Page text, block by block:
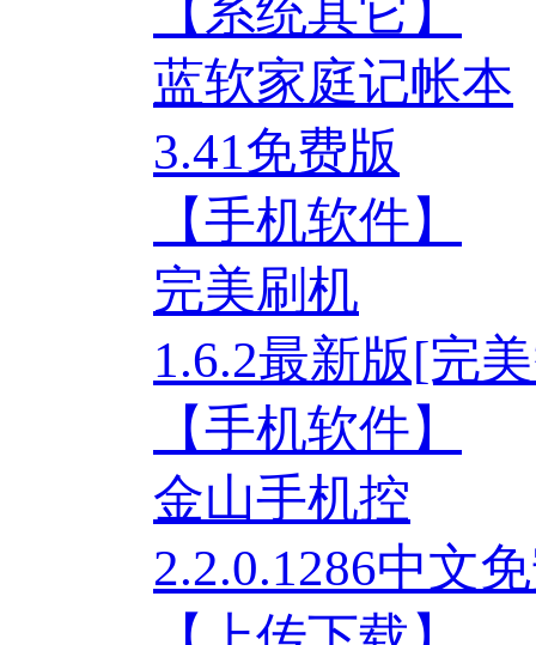
【系统其它】
蓝软家庭记帐本
3.41免费版
【手机软件】
完美刷机
1.6.2最新版[完
【手机软件】
金山手机控
2.2.0.1286中文